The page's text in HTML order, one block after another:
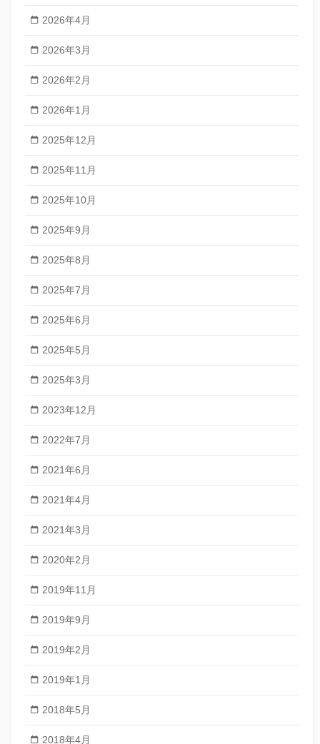
2026年4月
2026年3月
2026年2月
2026年1月
2025年12月
2025年11月
2025年10月
2025年9月
2025年8月
2025年7月
2025年6月
2025年5月
2025年3月
2023年12月
2022年7月
2021年6月
2021年4月
2021年3月
2020年2月
2019年11月
2019年9月
2019年2月
2019年1月
2018年5月
2018年4月